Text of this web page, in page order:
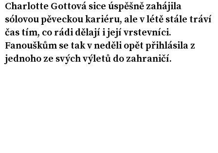
Charlotte Gottová sice úspěšně zahájila
sólovou pěveckou kariéru, ale v létě stále tráví
čas tím, co rádi dělají i její vrstevníci.
Fanouškům se tak v neděli opět přihlásila z
jednoho ze svých výletů do zahraničí.